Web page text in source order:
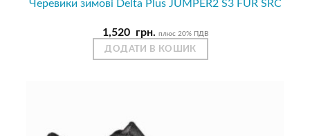
Черевики зимові Delta Plus JUMPER2 S3 FUR SRC
1,520 грн. плюс 20% ПДВ
ДОДАТИ В КОШИК